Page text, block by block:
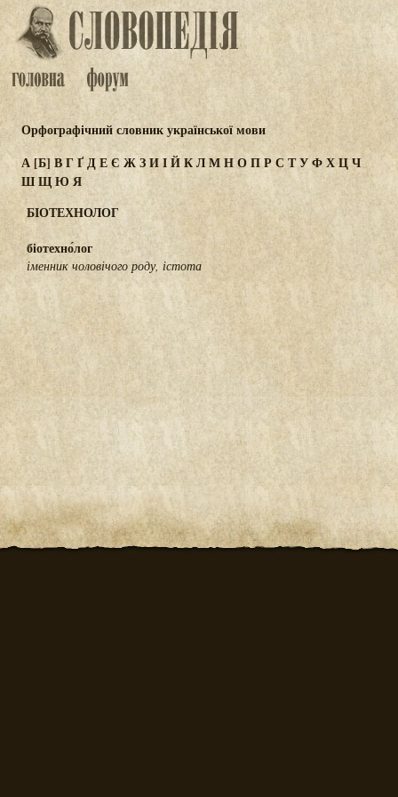
Орфографічний словник української мови
А[Б] ВГҐДЕЄ ЖЗИІЙКЛМНОПР СТУФХЦЧ
ШЩЮЯ
БІОТЕХНОЛОГ
біотехно́лог
іменник чоловічого роду, істота